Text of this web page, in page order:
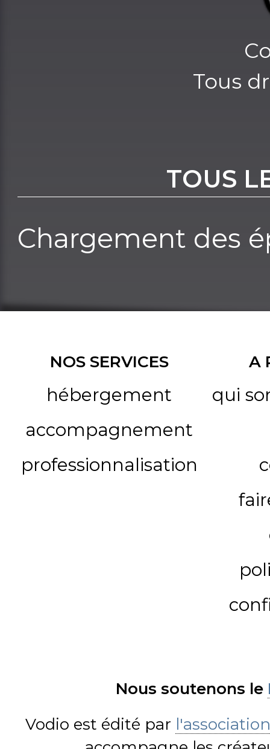
Tous
TOUS
Chargement des
NOS SERVICES
hébergement
accompagnement
professionnalisation
A
qui